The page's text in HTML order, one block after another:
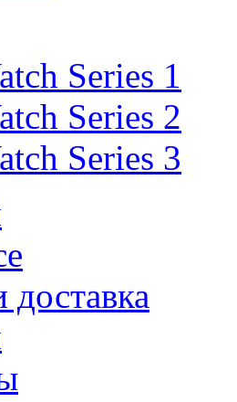
Series 1
Series 2
Series 3
доставка